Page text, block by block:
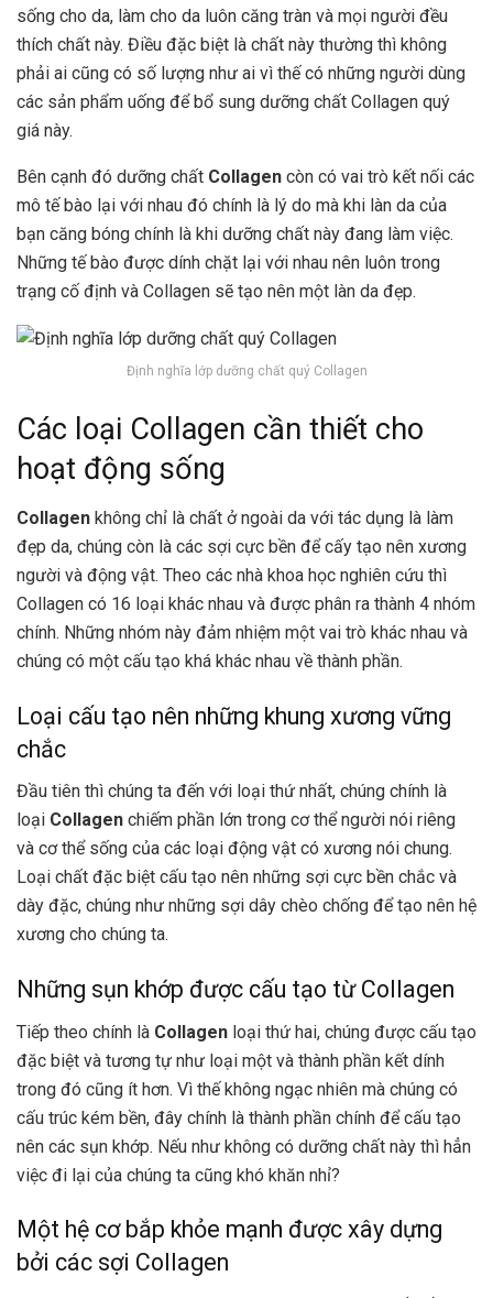
sống cho da, làm cho da luôn căng tràn và mọi người đều
thích chất này. Điều đặc biệt là chất này thường thì không
phải ai cũng có số lượng như ai vì thế có những người dùng
các sản phẩm uống để bổ sung dưỡng chất Collagen quý
giá này.
Bên cạnh đó dưỡng chất Collagen còn có vai trò kết nối các
mô tế bào lại với nhau đó chính là lý do mà khi làn da của
bạn căng bóng chính là khi dưỡng chất này đang làm việc.
Những tế bào được dính chặt lại với nhau nên luôn trong
trạng cố định và Collagen sẽ tạo nên một làn da đẹp.
Định nghĩa lớp dưỡng chất quý Collagen
Các loại Collagen cần thiết cho
hoạt động sống
Collagen không chỉ là chất ở ngoài da với tác dụng là làm
đẹp da, chúng còn là các sợi cực bền để cấy tạo nên xương
người và động vật. Theo các nhà khoa học nghiên cứu thì
Collagen có 16 loại khác nhau và được phân ra thành 4 nhóm
chính. Những nhóm này đảm nhiệm một vai trò khác nhau và
chúng có một cấu tạo khá khác nhau về thành phần.
Loại cấu tạo nên những khung xương vững
chắc
Đầu tiên thì chúng ta đến với loại thứ nhất, chúng chính là
loại Collagen chiếm phần lớn trong cơ thể người nói riêng
và cơ thể sống của các loại động vật có xương nói chung.
Loại chất đặc biệt cấu tạo nên những sợi cực bền chắc và
dày đặc, chúng như những sợi dây chèo chống để tạo nên hệ
xương cho chúng ta.
Những sụn khớp được cấu tạo từ Collagen
Tiếp theo chính là Collagen loại thứ hai, chúng được cấu tạo
đặc biệt và tương tự như loại một và thành phần kết dính
trong đó cũng ít hơn. Vì thế không ngạc nhiên mà chúng có
cấu trúc kém bền, đây chính là thành phần chính để cấu tạo
nên các sụn khớp. Nếu như không có dưỡng chất này thì hẳn
việc đi lại của chúng ta cũng khó khăn nhỉ?
Một hệ cơ bắp khỏe mạnh được xây dựng
bởi các sợi Collagen